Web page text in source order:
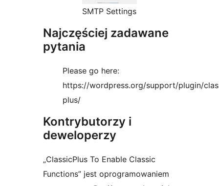
SMTP Settings
Najczęściej zadawane
pytania
Please go here:
https://wordpress.org/support/plugin/
plus/
Kontrybutorzy i
deweloperzy
„ClassicPlus To Enable Classic
Functions” jest oprogramowaniem